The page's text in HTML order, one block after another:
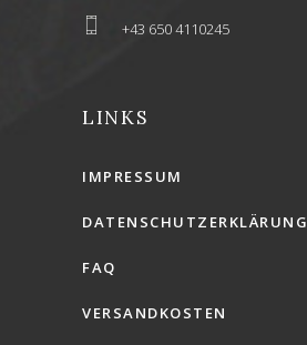
+43 650 4110245
LINKS
IMPRESSUM
DATENSCHUTZERKLÄRUNG
FAQ
VERSANDKOSTEN